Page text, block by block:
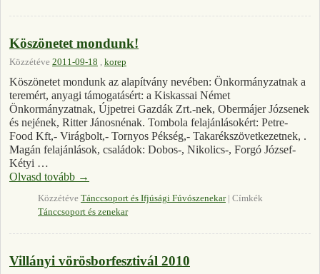
Köszönetet mondunk!
Közzétéve 2011-09-18 , korep
Köszönetet mondunk az alapítvány nevében: Önkormányzatnak a
teremért, anyagi támogatásért: a Kiskassai Német
Önkormányzatnak, Újpetrei Gazdák Zrt.-nek, Obermájer Józsenek
és nejének, Ritter Jánosnénak. Tombola felajánlásokért: Petre-
Food Kft,- Virágbolt,- Tornyos Pékség,- Takarékszövetkezetnek, .
Magán felajánlások, családok: Dobos-, Nikolics-, Forgó József-
Kétyi …
Olvasd tovább →
Közzétéve Tánccsoport és Ifjúsági Fúvószenekar
Címkék
Tánccsoport és zenekar
Villányi vörösborfesztivál 2010